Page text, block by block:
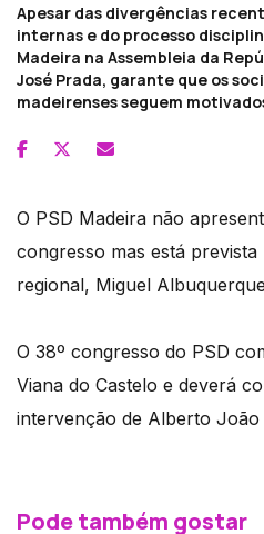
Apesar das divergências
internas e do processo
Madeira na Assembleia da
José Prada, garante que os
madeirenses seguem
O PSD Madeira não
congresso mas está
regional, Miguel
O 38º congresso do PSD
Viana do Castelo e deverá
intervenção de Alberto João
Pode também gostar